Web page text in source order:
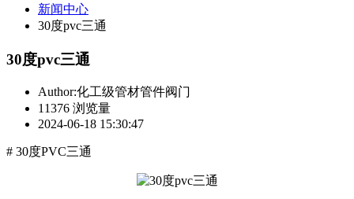
新闻中心
30度pvc三通
30度pvc三通
Author:化工级管材管件阀门
11376 浏览量
2024-06-18 15:30:47
# 30度PVC三通